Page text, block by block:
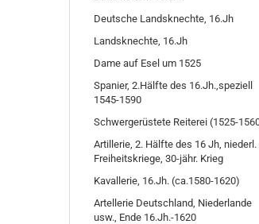
Deutsche Landsknechte, 16.Jh
Landsknechte, 16.Jh
Dame auf Esel um 1525
Spanier, 2.Hälfte des 16.Jh.,speziell
1545-1590
Schwergerüstete Reiterei (1525-
Artillerie, 2. Hälfte des 16 Jh, niederl.
Freiheitskriege, 30-jähr. Krieg
Kavallerie, 16.Jh. (ca.1580-1620)
Artellerie Deutschland, Niederlande
usw., Ende 16.Jh.-1620